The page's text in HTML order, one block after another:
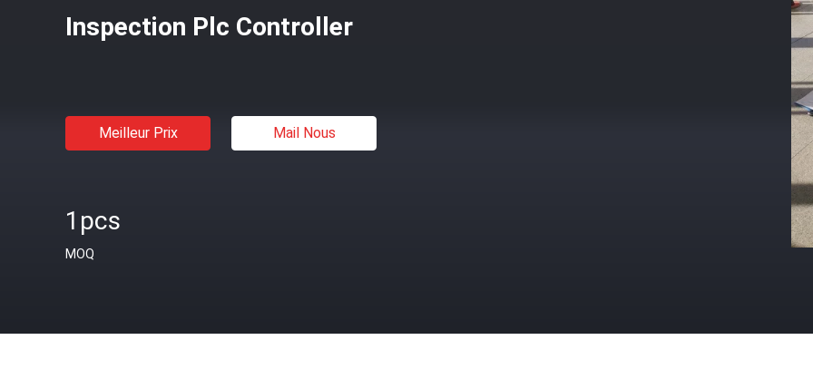
Inspection Plc Controller
Meilleur Prix Mail Nous
1pcs
MOQ